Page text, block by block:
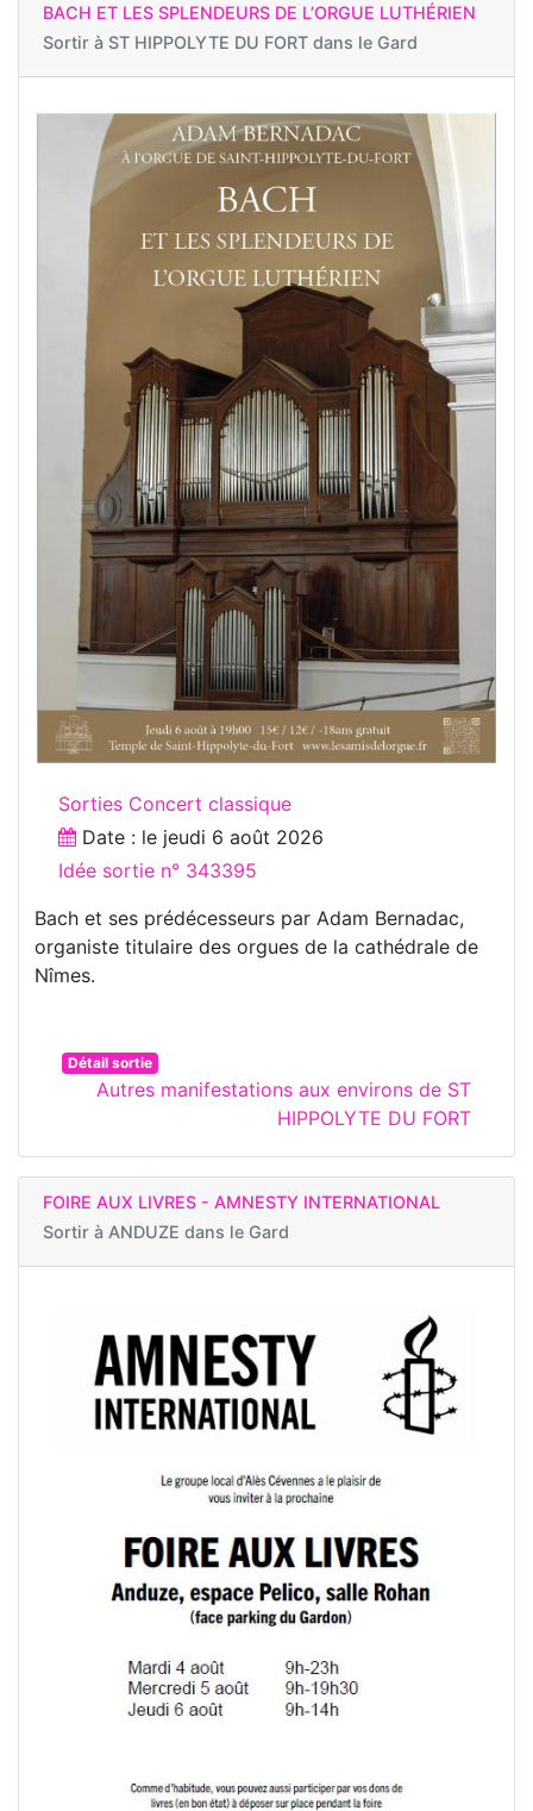
BACH ET LES SPLENDEURS DE L’ORGUE LUTHÉRIEN
Sortir à ST HIPPOLYTE DU FORT dans le Gard
Sorties Concert classique
Date : le jeudi 6 août 2026
Idée sortie n° 343395
Bach et ses prédécesseurs par Adam Bernadac,
organiste titulaire des orgues de la cathédrale de
Nîmes.
Détail sortie
Autres manifestations aux environs de ST
HIPPOLYTE DU FORT
FOIRE AUX LIVRES - AMNESTY INTERNATIONAL
Sortir à ANDUZE dans le Gard